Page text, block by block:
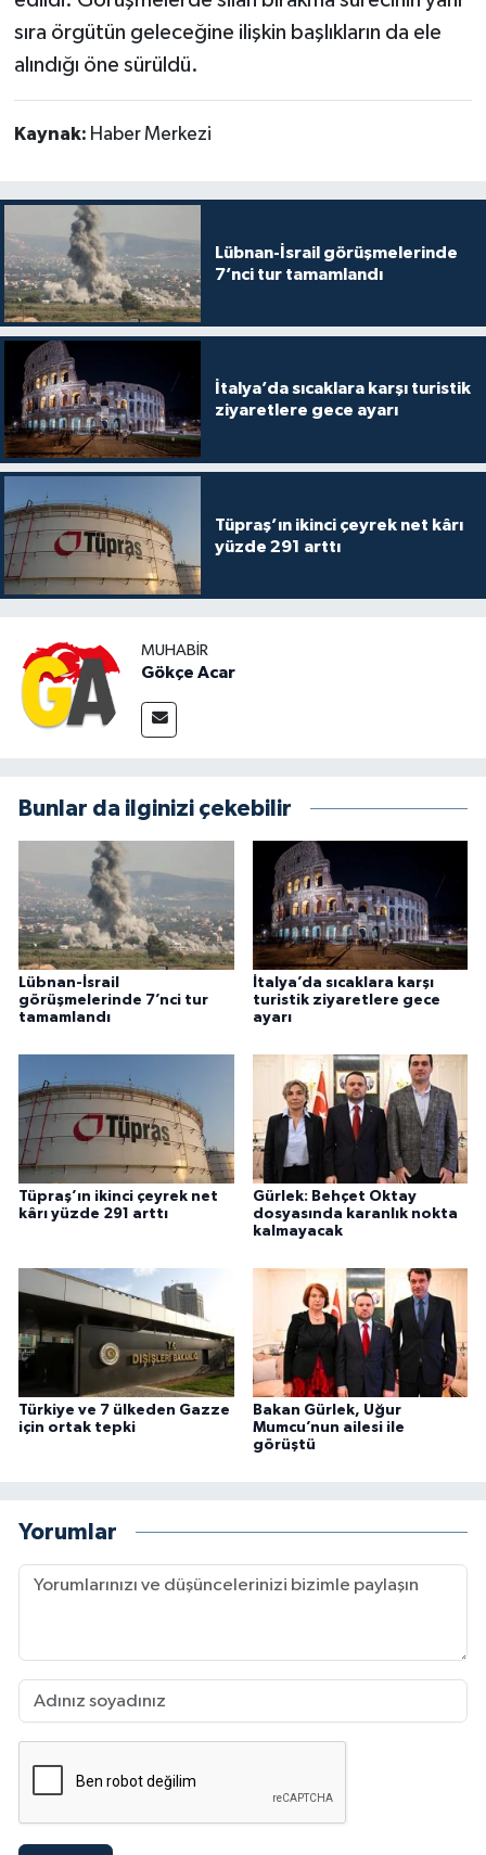
sıra örgütün geleceğine ilişkin başlıkların da ele
alındığı öne sürüldü.
Kaynak: Haber Merkezi
Lübnan-İsrail görüşmelerinde
7’nci tur tamamlandı
İtalya’da sıcaklara karşı turistik
ziyaretlere gece ayarı
Tüpraş’ın ikinci çeyrek net kârı
yüzde 291 arttı
MUHABIR
Gökçe Acar
Bunlar da ilginizi çekebilir
Lübnan-İsrail
görüşmelerinde 7’nci tur
tamamlandı
İtalya’da sıcaklara karşı
turistik ziyaretlere gece
ayarı
Tüpraş’ın ikinci çeyrek net
kârı yüzde 291 arttı
Gürlek: Behçet Oktay
dosyasında karanlık nokta
kalmayacak
Türkiye ve 7 ülkeden Gazze
için ortak tepki
Bakan Gürlek, Uğur
Mumcu’nun ailesi ile
görüştü
Yorumlar